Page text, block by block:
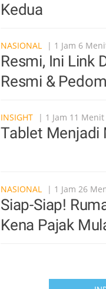
Kedua
NASIONAL | 1 Jam 6
Resmi, Ini Link
Resmi &
INSIGHT | 1 Jam 11
Tablet Menjadi
NASIONAL | 1 Jam 26
Siap-Siap!
Kena Pajak